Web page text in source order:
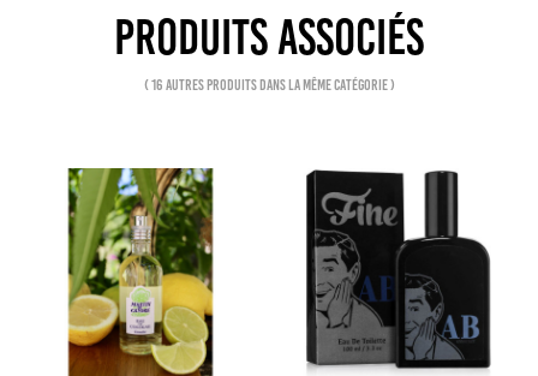
PRODUITS ASSOCIÉS
( 16 autres produits dans la même catégorie )